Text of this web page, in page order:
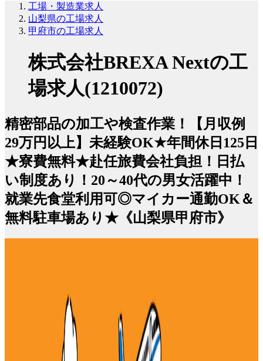
工場・製造業求人
山梨県の工場求人
甲府市の工場求人
株式会社BREXA Nextの工
場求人(1210072)
精密部品の加工や検査作業！【月収例
29万円以上】未経験OK★年間休日125日
★寮費無料★赴任旅費会社負担！日払
い制度あり！20～40代の男女活躍中！
就業先食堂利用可◎マイカー通勤OK＆
無料駐車場あり★《山梨県甲府市》